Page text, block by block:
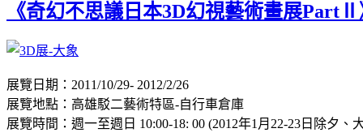
《奇幻不思議日本3D幻視藝術畫展PartⅡ
展覽日期：2011/10/29- 2012/2/26
展覽地點：高雄駁二藝術特區-自行車倉庫
展覽時間：週一至週日 10:00-18: 00 (2012年1月22-23日除夕、